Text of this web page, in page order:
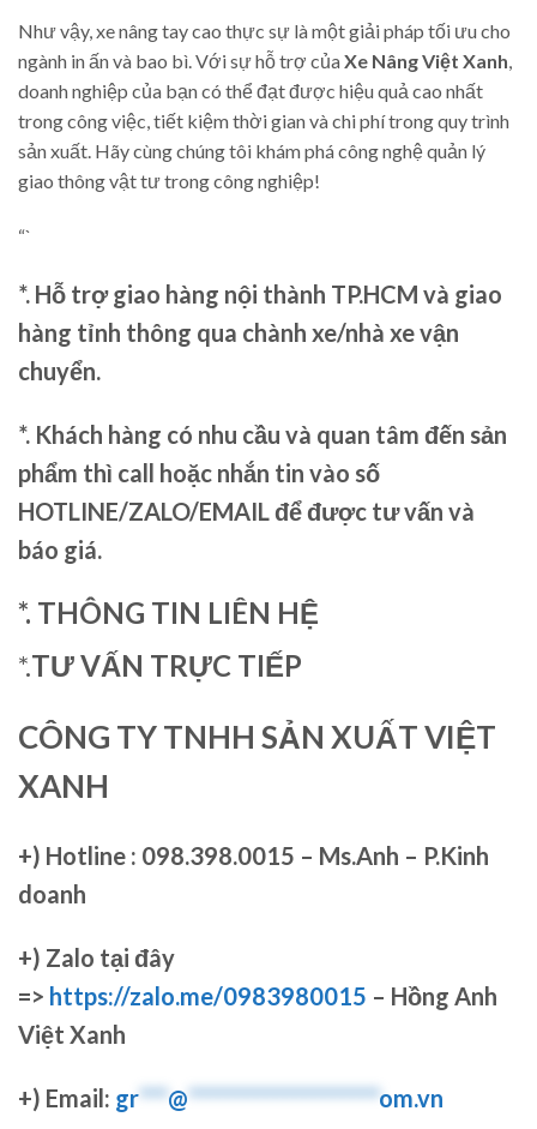
Như vậy, xe nâng tay cao thực sự là một giải pháp tối ưu cho
ngành in ấn và bao bì. Với sự hỗ trợ củaXe Nâng Việt Xanh
doanh nghiệp của bạn có thể đạt được hiệu quả cao nhất
trong công việc, tiết kiệm thời gian và chi phí trong quy trình
sản xuất. Hãy cùng chúng tôi khám phá công nghệ quản lý
giao thông vật tư trong công nghiệp!
“`
*. Hỗ trợ giao hàng nội thành TP.HCM và giao
hàng tỉnh thông qua chành xe/nhà xe vận
chuyển.
*. Khách hàng có nhu cầu và quan tâm đến sản
phẩm thì call hoặc nhắn tin vào số
HOTLINE/ZALO/EMAIL để được tư vấn và
báo giá.
*. THÔNG TIN LIÊN HỆ
*.TƯ VẤN TRỰC TIẾP
CÔNG TY TNHH SẢN XUẤT VIỆT
XANH
+) Hotline : 098.398.0015 – Ms.Anh – P.Kinh
doanh
+) Zalo tại đây
=> https://zalo.me/0983980015 – Hồng Anh
Việt Xanh
+) Email: gr***@********************om.vn